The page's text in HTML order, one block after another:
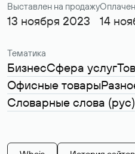
Выставлен на продажу
13 ноября 2023 14
Тематика
БизнесСфера услуг
Офисные товары
Словарные слова (рус)